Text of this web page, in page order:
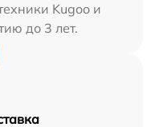
Kugoo и
до 3 лет.